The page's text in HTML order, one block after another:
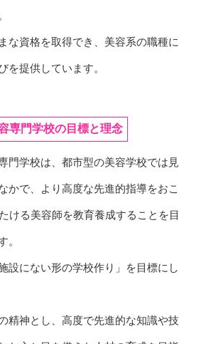
な資格を取得でき、美容系の職種に
を提供しています。
専門学校の目標と理念
門学校は、都市型の美容学校では見
かで、より高度な先進的指導をおこ
ける美容師を教育養成することを目
。
設にない形の学校作り」を目標にし
精神とし、高度で先進的な知識や技